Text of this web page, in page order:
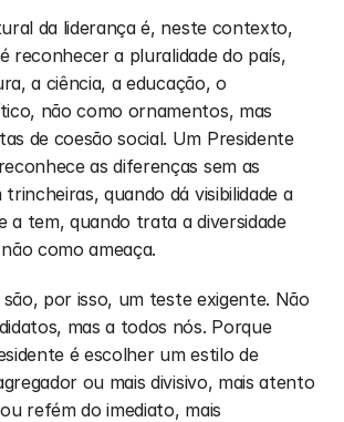
da liderança é, neste contexto,
reconhecer a pluralidade do país,
a ciência, a educação, o
não como ornamentos, mas
de coesão social. Um Presidente
as diferenças sem as
quando dá visibilidade a
a tem, quando trata a diversidade
como ameaça.
são, por isso, um teste exigente. Não
mas a todos nós. Porque
é escolher um estilo de
ou mais divisivo, mais atento
refém do imediato, mais